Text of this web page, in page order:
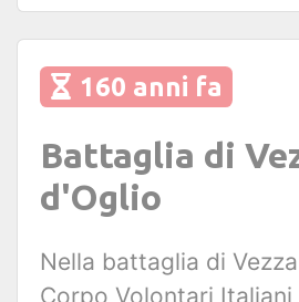
160 anni fa
Battaglia di
d'Oglio
Nella battaglia di
Corpo Volontari